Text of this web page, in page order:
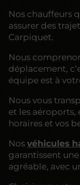
Nos chauffeurs
assurer des
Carpiquet.
Nous
déplacement,
équipe est à
Nous vous
et les aéroports,
horaires et vos
Nos véhicules
garantissent
agréable, avec